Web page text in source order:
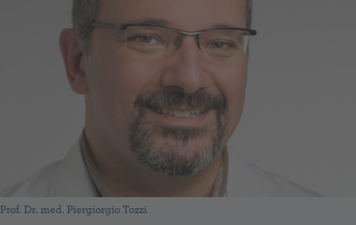
Prof. Dr. med. Piergiorgio Tozzi